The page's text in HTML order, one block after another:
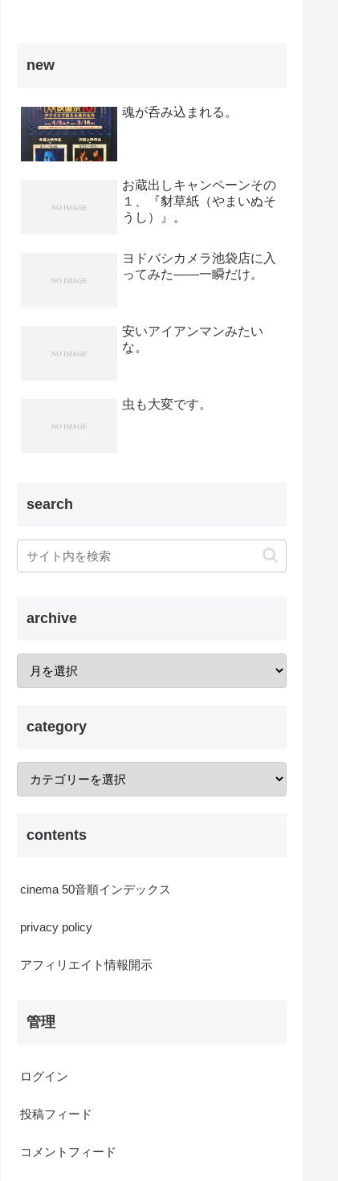
new
魂が呑み込まれる。
お蔵出しキャンペーンその
１、『豺草紙（やまいぬそ
うし）』。
ヨドバシカメラ池袋店に入
ってみた――一瞬だけ。
安いアイアンマンみたい
な。
虫も大変です。
search
archive
category
contents
cinema 50音順インデックス
privacy policy
アフィリエイト情報開示
管理
ログイン
投稿フィード
コメントフィード